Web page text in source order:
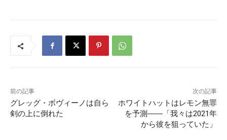
前の記事
グレッグ・ボヴィーノは自ら
剣の上に倒れた
次の記事
ホワイトハットはレモン無罪
を予測――「我々は2021年
から彼を狙っていた」